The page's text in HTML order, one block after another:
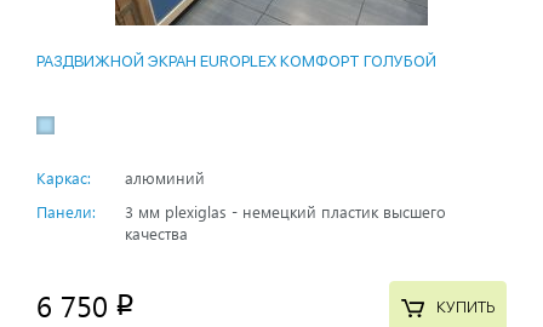
РАЗДВИЖНОЙ ЭКРАН EUROPLEX КОМФОРТ ГОЛУБОЙ
Каркас:
алюминий
Панели:
3 мм plexiglas - немецкий пластик высшего
качества
6 750 p КУПИТЬ